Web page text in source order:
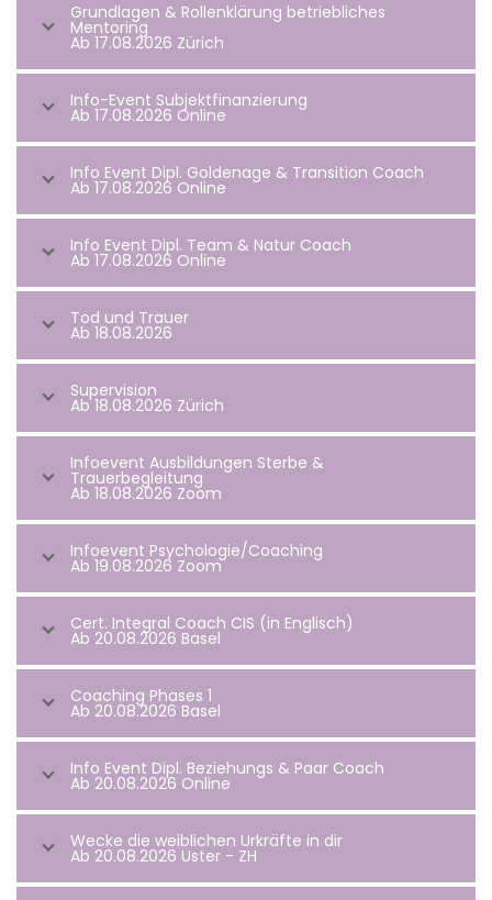
Grundlagen & Rollenklärung betriebliches
Mentoring
Ab 17.08.2026 Zürich
Info-Event Subjektfinanzierung
Ab 17.08.2026 Online
Info Event Dipl. Goldenage & Transition Coach
Ab 17.08.2026 Online
Info Event Dipl. Team & Natur Coach
Ab 17.08.2026 Online
Tod und Trauer
Ab 18.08.2026
Supervision
Ab 18.08.2026 Zürich
Infoevent Ausbildungen Sterbe &
Trauerbegleitung
Ab 18.08.2026 Zoom
Infoevent Psychologie/Coaching
Ab 19.08.2026 Zoom
Cert. Integral Coach CIS (in Englisch)
Ab 20.08.2026 Basel
Coaching Phases 1
Ab 20.08.2026 Basel
Info Event Dipl. Beziehungs & Paar Coach
Ab 20.08.2026 Online
Wecke die weiblichen Urkräfte in dir
Ab 20.08.2026 Uster - ZH